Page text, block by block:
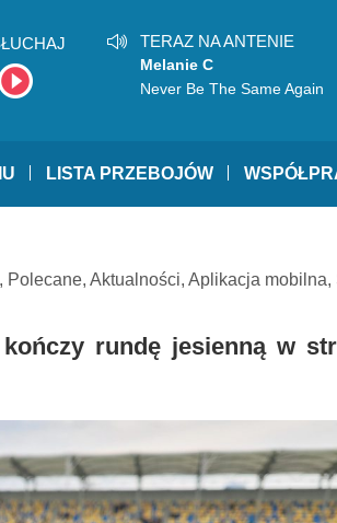
TERAZ NA ANTENIE
Melanie C
Never Be The Same Again
LISTA PRZEBOJÓW
, Polecane, Aktualności, Aplikacja mobilna,
rundę jesienną w